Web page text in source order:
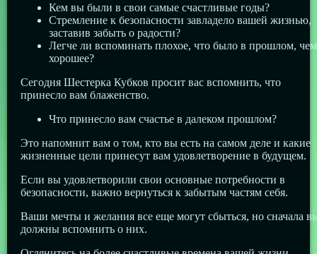
Кем вы были в свои самые счастливые годы?
Стремление к безопасности завладело вашей жизнью,
заставив забыть о радости?
Легче ли вспоминать плохое, что было в прошлом, чем
хорошее?
Сегодня Шестерка Кубков просит вас вспомнить, что
принесло вам блаженство.
Что принесло вам счастье в далеком прошлом?
Это напомнит вам о том, кто вы есть на самом деле и какие
жизненные цели принесут вам удовлетворение в будущем.
Если вы удовлетворили свои основные потребности в
безопасности, важно вернуться к забытым частям себя.
Ваши мечты и желания все еще могут сбыться, но сначала
должны вспомнить о них.